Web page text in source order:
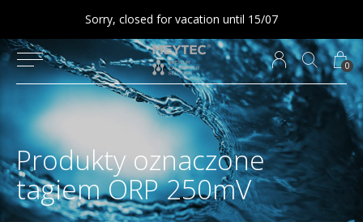
0
Sorry, closed for vacation until 15/07
Produkty oznaczone
tagiem ORP 250mV